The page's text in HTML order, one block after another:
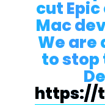
cut
Mac
We are
to
https://